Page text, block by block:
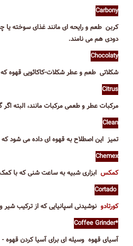
Carbony
کربن طعم و رایحه ای مانند غذای سوخته یا
دودی هم می نامند.
Chocolaty
شکلاتی طعم و عطر شکلات-کاکائویی قهوه که
Citrus
مرکبات عطر و طعمی مرکبات مانند، البته
Clean
تمیز این اصطلاح به قهوه ای داده می شود
Chemex
کمکس ابزاری شبیه به ساعت شنی که با
Cortado
کورتادو نوشیدنی اسپانیایی که از ترکیب
*Coffee Grinder
آسیای قهوه وسیله ای برای آسیا کردن قهوه